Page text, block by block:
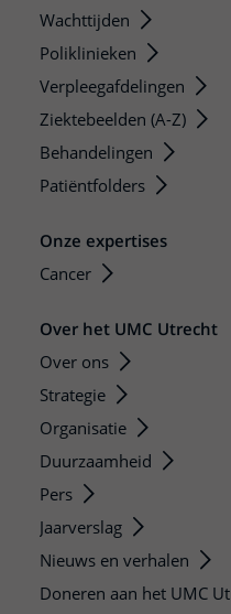
Wachttijden
Poliklinieken
Verpleegafdelingen
Ziektebeelden (A-Z)
Behandelingen
Patiëntfolders
Onze expertises
Cancer
Over het UMC Utrecht
Over ons
Strategie
Organisatie
Duurzaamheid
Pers
Jaarverslag
Nieuws en verhalen
Doneren aan het UMC